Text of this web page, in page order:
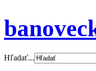
Hľadať...